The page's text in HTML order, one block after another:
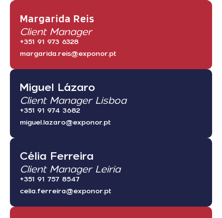
Margarida Reis
Client Manager
+351 91 973 6328
margarida.reis@exponor.pt
Miguel Lázaro
Client Manager Lisboa
+351 91 974 3682
miguel.lazaro@exponor.pt
Célia Ferreira
Client Manager Leiria
+351 91 757 8547
celia.ferreira@exponor.pt